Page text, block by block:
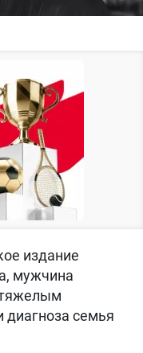
издание
мужчина
диагноза семья